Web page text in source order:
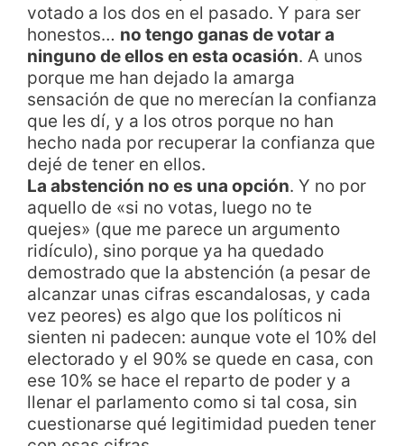
votado a los dos en el pasado. Y para ser
honestos… no tengo ganas de votar a
ninguno de ellos en esta ocasión. A unos
porque me han dejado la amarga
sensación de que no merecían la confianza
que les dí, y a los otros porque no han
hecho nada por recuperar la confianza que
dejé de tener en ellos.
La abstención no es una opción. Y no por
aquello de «si no votas, luego no te
quejes» (que me parece un argumento
ridículo), sino porque ya ha quedado
demostrado que la abstención (a pesar de
alcanzar unas cifras escandalosas, y cada
vez peores) es algo que los políticos ni
sienten ni padecen: aunque vote el 10% del
electorado y el 90% se quede en casa, con
ese 10% se hace el reparto de poder y a
llenar el parlamento como si tal cosa, sin
cuestionarse qué legitimidad pueden tener